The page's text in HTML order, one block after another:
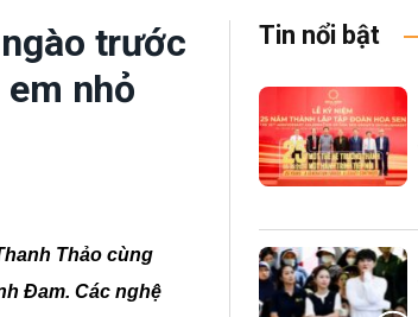
trước
nhỏ
Thảo cùng
Đam. Các nghệ
Tin nổi bật